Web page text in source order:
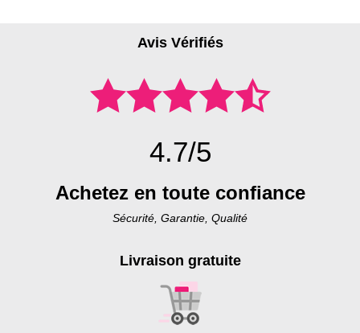
Avis Vérifiés
4.7/5
Achetez en toute confiance
Sécurité, Garantie, Qualité
Livraison gratuite